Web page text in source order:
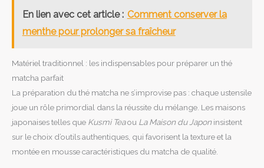
En lien avec cet article : Comment conserver la
menthe pour prolonger sa fraîcheur
Matériel traditionnel : les indispensables pour préparer un thé
matcha parfait
La préparation du thé matcha ne s’improvise pas : chaque ustensile
joue un rôle primordial dans la réussite du mélange. Les maisons
japonaises telles que Kusmi Teaou La Maison du Japoninsistent
sur le choix d’outils authentiques, qui favorisent la texture et la
montée en mousse caractéristiques du matcha de qualité.